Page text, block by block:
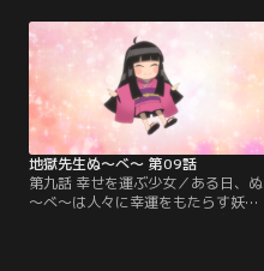
野と交わした約束を果たしにやって
きたのだという。モテない担任教師
にやってきた恋の予感に湧く生徒た
ちだったが、突如ゆきめの様子が一
変。雪女の本性を表して……。
地獄先生ぬ～べ～ 第09話
第九話 幸せを運ぶ少女／ある日、ぬ
～べ～は人々に幸運をもたらす妖怪